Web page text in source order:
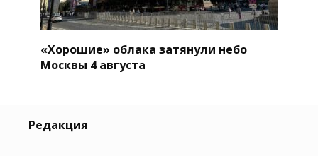
«Хорошие» облака затянули небо
Москвы 4 августа
Редакция